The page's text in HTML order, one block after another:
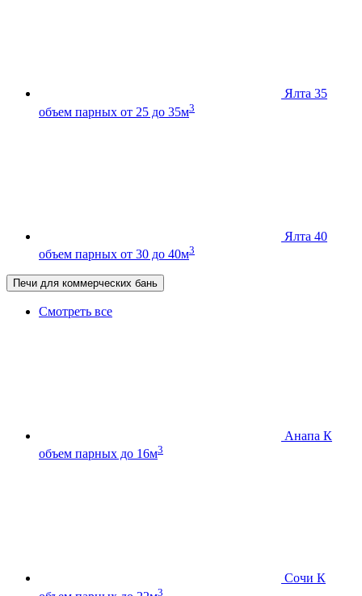
Ялта 35
объем парных от 25 до 35м3
Ялта 40
объем парных от 30 до 40м3
Печи для коммерческих бань
Смотреть все
Анапа К
объем парных до 16м3
Сочи К
3